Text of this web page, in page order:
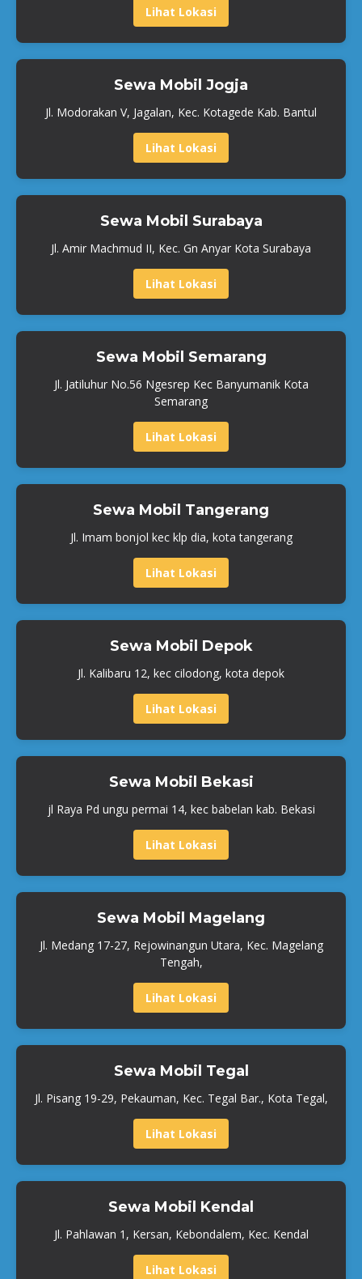
Lihat Lokasi
Sewa Mobil Jogja
Jl. Modorakan V, Jagalan, Kec. Kotagede Kab. Bantul
Lihat Lokasi
Sewa Mobil Surabaya
Jl. Amir Machmud II, Kec. Gn Anyar Kota Surabaya
Lihat Lokasi
Sewa Mobil Semarang
Jl. Jatiluhur No.56 Ngesrep Kec Banyumanik Kota
Semarang
Lihat Lokasi
Sewa Mobil Tangerang
Jl. Imam bonjol kec klp dia, kota tangerang
Lihat Lokasi
Sewa Mobil Depok
Jl. Kalibaru 12, kec cilodong, kota depok
Lihat Lokasi
Sewa Mobil Bekasi
jl Raya Pd ungu permai 14, kec babelan kab. Bekasi
Lihat Lokasi
Sewa Mobil Magelang
Jl. Medang 17-27, Rejowinangun Utara, Kec. Magelang
Tengah,
Lihat Lokasi
Sewa Mobil Tegal
Jl. Pisang 19-29, Pekauman, Kec. Tegal Bar., Kota Tegal,
Lihat Lokasi
Sewa Mobil Kendal
Jl. Pahlawan 1, Kersan, Kebondalem, Kec. Kendal
Lihat Lokasi